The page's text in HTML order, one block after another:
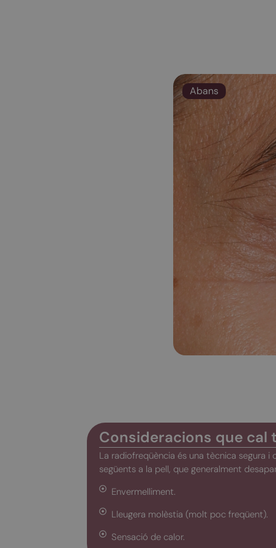
Abans
Consideracions que cal
La radiofreqüència és una tècnica segura
següents a la pell, que generalment
Envermelliment.
Lleugera molèstia (molt poc freqüent).
Sensació de calor.